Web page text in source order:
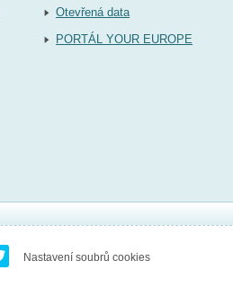
Otevřená data
PORTÁL YOUR EUROPE
Nastavení soubrů cookies